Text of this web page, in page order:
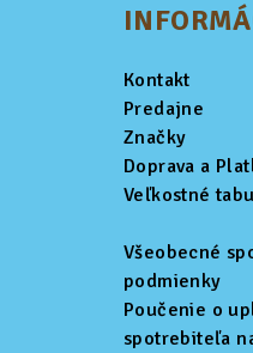
Kontakt
Predajne
Značky
Doprava a
Veľkostné
Všeobecné
podmienky
Poučenie o
spotrebiteľa